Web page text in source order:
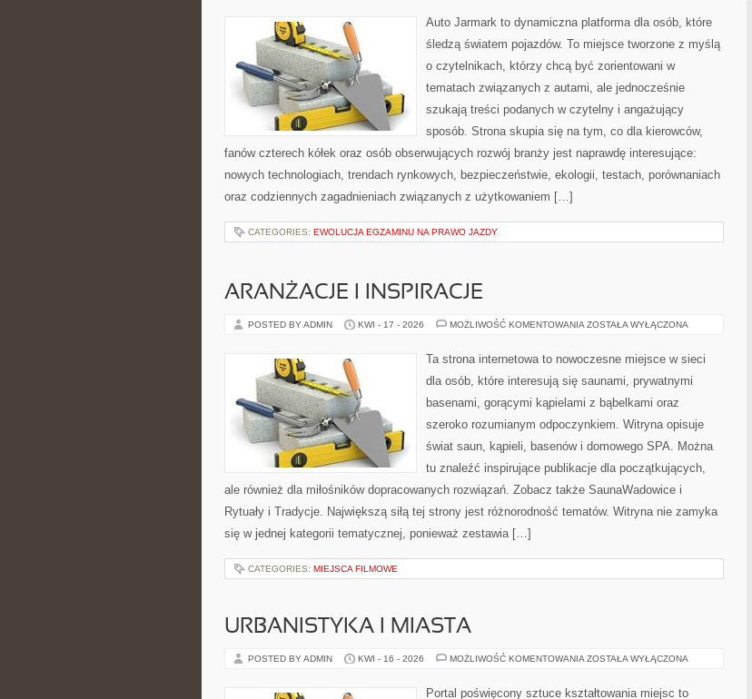
Auto Jarmark to dynamiczna platforma dla osób, które
śledzą światem pojazdów. To miejsce tworzone z myślą
o czytelnikach, którzy chcą być zorientowani w
tematach związanych z autami, ale jednocześnie
szukają treści podanych w czytelny i angażujący
sposób. Strona skupia się na tym, co dla kierowców,
fanów czterech kółek oraz osób obserwujących rozwój branży jest naprawdę interesujące:
nowych technologiach, trendach rynkowych, bezpieczeństwie, ekologii, testach, porównaniach
oraz codziennych zagadnieniach związanych z użytkowaniem […]
CATEGORIES: EWOLUCJA EGZAMINU NA PRAWO JAZDY
ARANŻACJE I INSPIRACJE
POSTED BY ADMIN KWI - 17 - 2026 MOŻLIWOŚĆ KOMENTOWANIA ARANŻACJE
ZOSTAŁA WYŁĄCZONA
Ta strona internetowa to nowoczesne miejsce w sieci
dla osób, które interesują się saunami, prywatnymi
basenami, gorącymi kąpielami z bąbelkami oraz
szeroko rozumianym odpoczynkiem. Witryna opisuje
świat saun, kąpieli, basenów i domowego SPA. Można
tu znaleźć inspirujące publikacje dla początkujących,
ale również dla miłośników dopracowanych rozwiązań. Zobacz także SaunaWadowice i
Rytuały i Tradycje. Największą siłą tej strony jest różnorodność tematów. Witryna nie zamyka
się w jednej kategorii tematycznej, ponieważ zestawia […]
CATEGORIES: MIEJSCA FILMOWE
URBANISTYKA I MIASTA
POSTED BY ADMIN KWI - 16 - 2026 MOŻLIWOŚĆ KOMENTOWANIA URBANISTYKA
ZOSTAŁA WYŁĄCZONA
Portal poświęcony sztuce kształtowania miejsc to